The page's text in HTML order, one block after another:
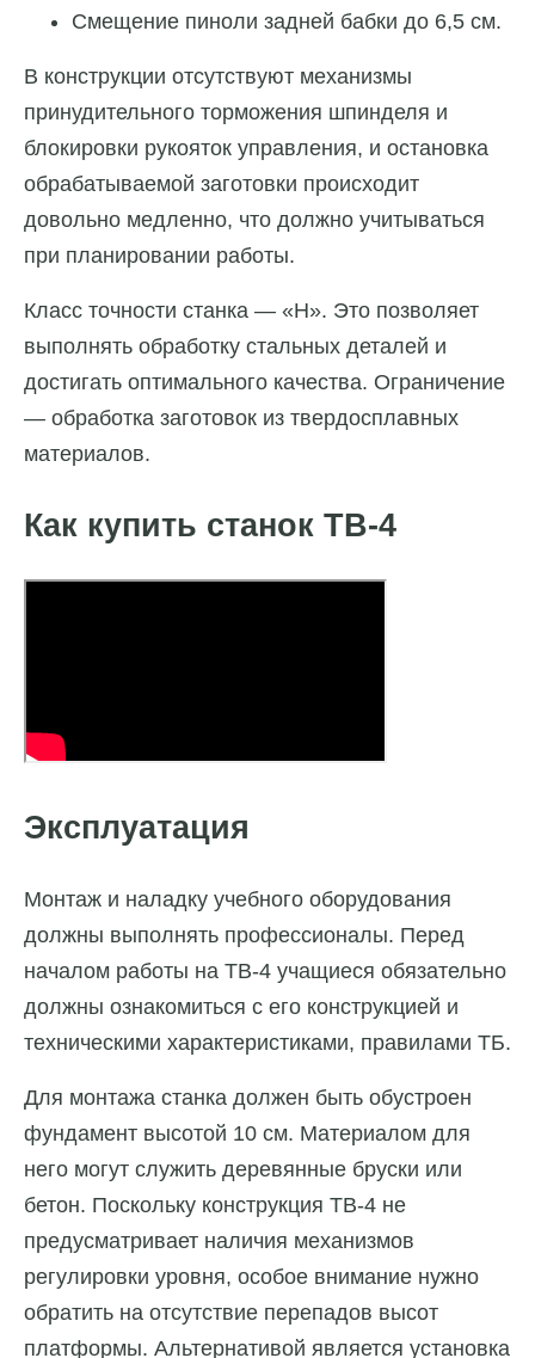
Смещение пиноли задней бабки до 6,5 см.
В конструкции отсутствуют механизмы
принудительного торможения шпинделя и
блокировки рукояток управления, и остановка
обрабатываемой заготовки происходит
довольно медленно, что должно учитываться
при планировании работы.
Класс точности станка — «Н». Это позволяет
выполнять обработку стальных деталей и
достигать оптимального качества. Ограничение
— обработка заготовок из твердосплавных
материалов.
Как купить станок ТВ-4
Эксплуатация
Монтаж и наладку учебного оборудования
должны выполнять профессионалы. Перед
началом работы на ТВ-4 учащиеся обязательно
должны ознакомиться с его конструкцией и
техническими характеристиками, правилами ТБ.
Для монтажа станка должен быть обустроен
фундамент высотой 10 см. Материалом для
него могут служить деревянные бруски или
бетон. Поскольку конструкция ТВ-4 не
предусматривает наличия механизмов
регулировки уровня, особое внимание нужно
обратить на отсутствие перепадов высот
платформы. Альтернативой является установка